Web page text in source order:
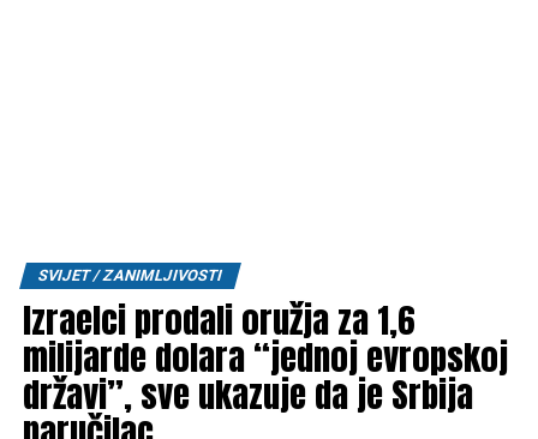
SVIJET / ZANIMLJIVOSTI
Izraelci prodali oružja za 1,6
milijarde dolara “jednoj evropskoj
državi”, sve ukazuje da je Srbija